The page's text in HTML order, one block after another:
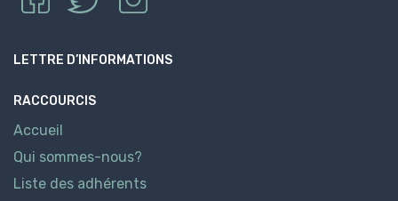
LETTRE D’INFORMATIONS
RACCOURCIS
Accueil
Qui sommes-nous?
Liste des adhérents